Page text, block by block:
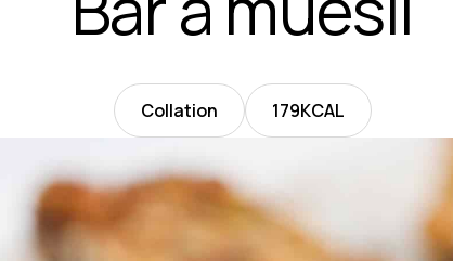
Collation 179KCAL